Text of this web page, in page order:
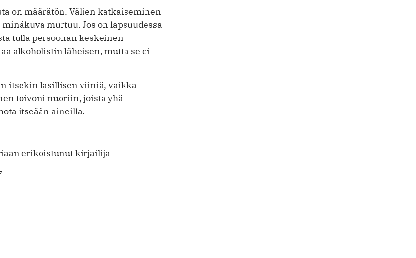
on määrätön. Välien katkaiseminen
murtuu. Jos on lapsuudessa
tulla persoonan keskeinen
alkoholistin läheisen, mutta se ei
itsekin lasillisen viiniä, vaikka
toivoni nuoriin, joista yhä
itseään aineilla.
erikoistunut kirjailija